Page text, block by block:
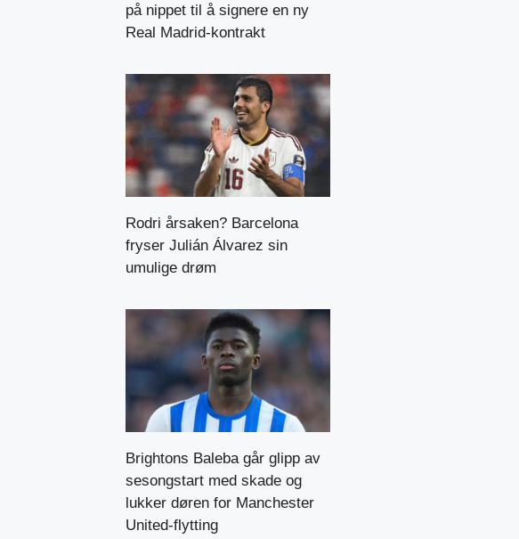
på nippet til å signere en ny
Real Madrid-kontrakt
Rodri årsaken? Barcelona
fryser Julián Álvarez sin
umulige drøm
Brightons Baleba går glipp av
sesongstart med skade og
lukker døren for Manchester
United-flytting